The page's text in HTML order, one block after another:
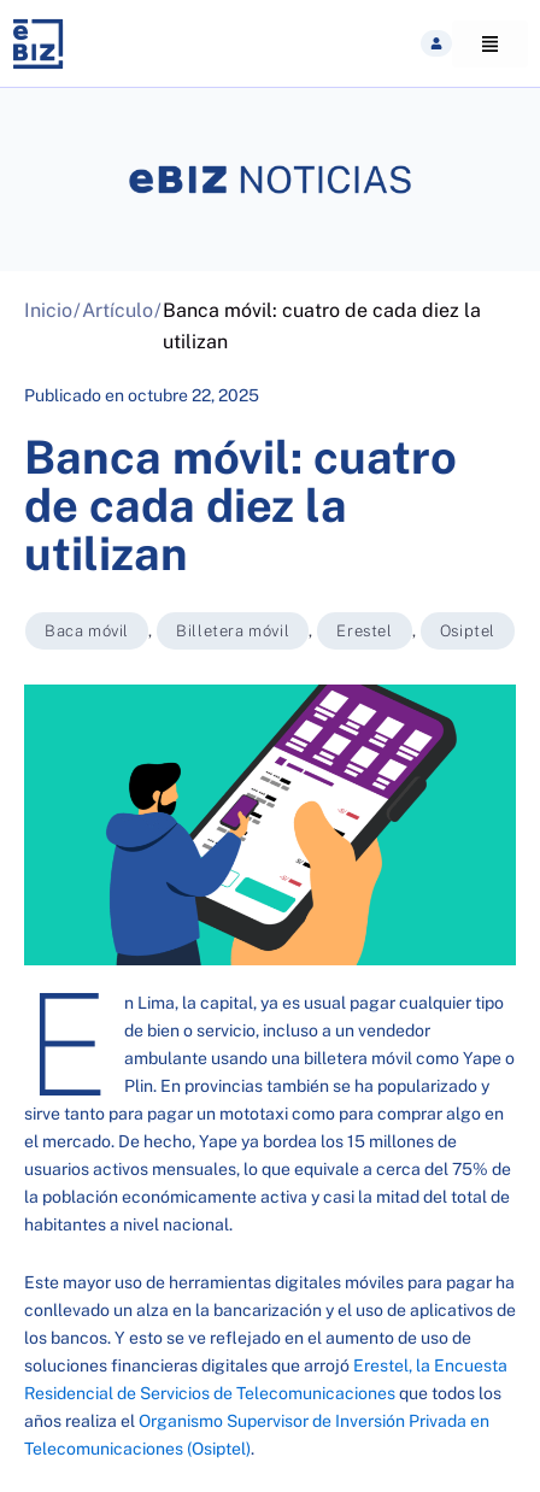
content
Inicio/Artículo/Banca móvil: cuatro de cada diez la
utilizan
Publicado enoctubre 22, 2025
Banca móvil: cuatro
de cada diez la
utilizan
Baca móvil , Billetera móvil , Erestel , Osiptel
E
n Lima, la capital, ya es usual pagar cualquier tipo
de bien o servicio, incluso a un vendedor
ambulante usando una billetera móvil como Yape o
Plin. En provincias también se ha popularizado y
sirve tanto para pagar un mototaxi como para comprar algo en
el mercado. De hecho, Yape ya bordea los 15 millones de
usuarios activos mensuales, lo que equivale a cerca del 75% de
la población económicamente activa y casi la mitad del total de
habitantes a nivel nacional.
Este mayor uso de herramientas digitales móviles para pagar ha
conllevado un alza en la bancarización y el uso de aplicativos de
los bancos. Y esto se ve reflejado en el aumento de uso de
soluciones financieras digitales que arrojó Erestel, la Encuesta
Residencial de Servicios de Telecomunicacionesque todos los
años realiza el Organismo Supervisor de Inversión Privada en
Telecomunicaciones (Osiptel).